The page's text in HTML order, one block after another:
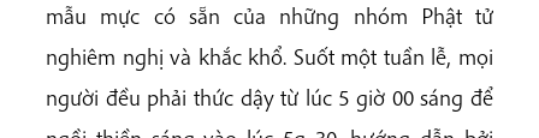
mẫu mực có sẵn của những nhóm Phật tử
nghiêm nghị và khắc khổ. Suốt một tuần lễ, mọi
người đều phải thức dậy từ lúc 5 giờ 00 sáng để